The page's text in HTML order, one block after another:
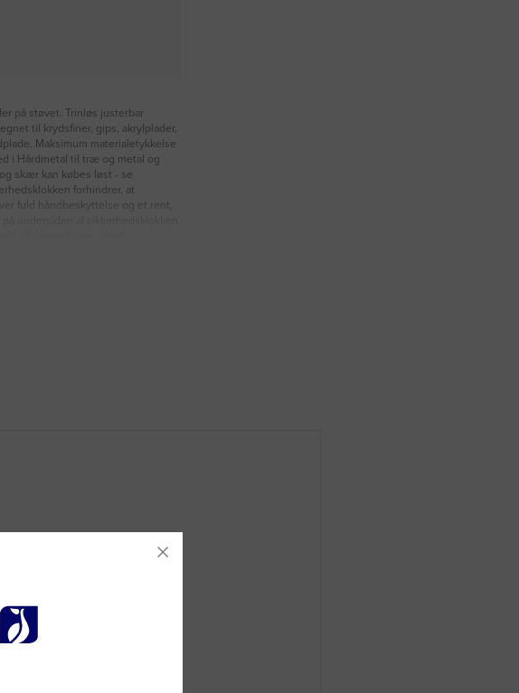
på støvet. Trinløs justerbar
til krydsfiner, gips, akrylplader,
Maksimum materialetykkelse
i Hårdmetal til træ og metal og
skær kan købes løst - se
forhindrer, at
fuld håndbeskyttelse og et rent,